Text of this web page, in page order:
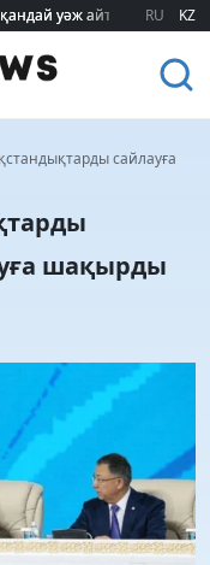
уәж айтады?
уәж айтады? RU KZ
сайлауға
шақырды